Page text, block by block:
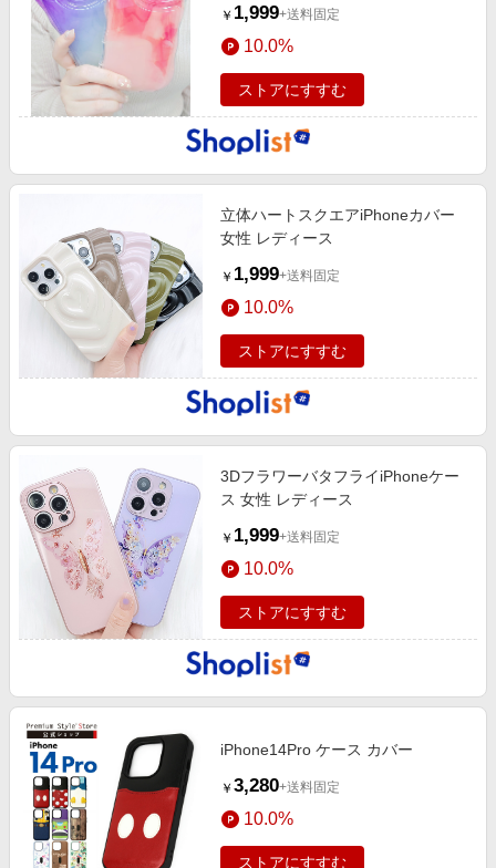
￥ 1,999+送料固定
10.0%
ストアにすすむ
立体ハートスクエアiPhoneカバー
女性 レディース
￥ 1,999+送料固定
10.0%
ストアにすすむ
3DフラワーバタフライiPhoneケー
ス 女性 レディース
￥ 1,999+送料固定
10.0%
ストアにすすむ
iPhone14Pro ケース カバー
￥ 3,280+送料固定
10.0%
ストアにすすむ